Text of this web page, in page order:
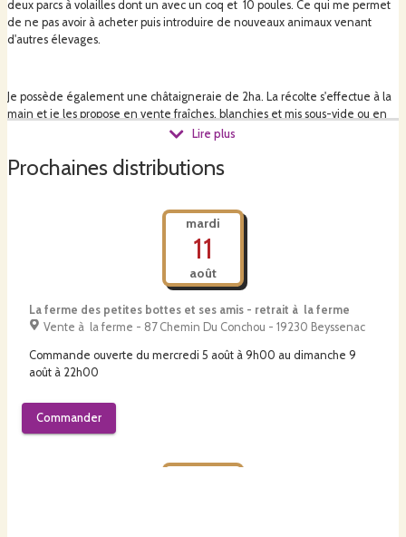
deux parcs à volailles dont un avec un coq et 10 poules. Ce qui me permet
de ne pas avoir à acheter puis introduire de nouveaux animaux venant
d'autres élevages.
Je possède également une châtaigneraie de 2ha. La récolte s'effectue à la
main et je les propose en vente fraîches, blanchies et mis sous-vide ou en
Lire plus
Prochaines distributions
mardi
11
août
La ferme des petites bottes et ses amis - retrait à la ferme
Vente à la ferme - 87 Chemin Du Conchou - 19230 Beyssenac
Commande ouverte du mercredi 5 août à 9h00 au dimanche 9
août à 22h00
Commander